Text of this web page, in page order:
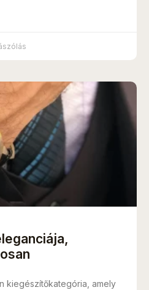
kiegészítőkategória, amely